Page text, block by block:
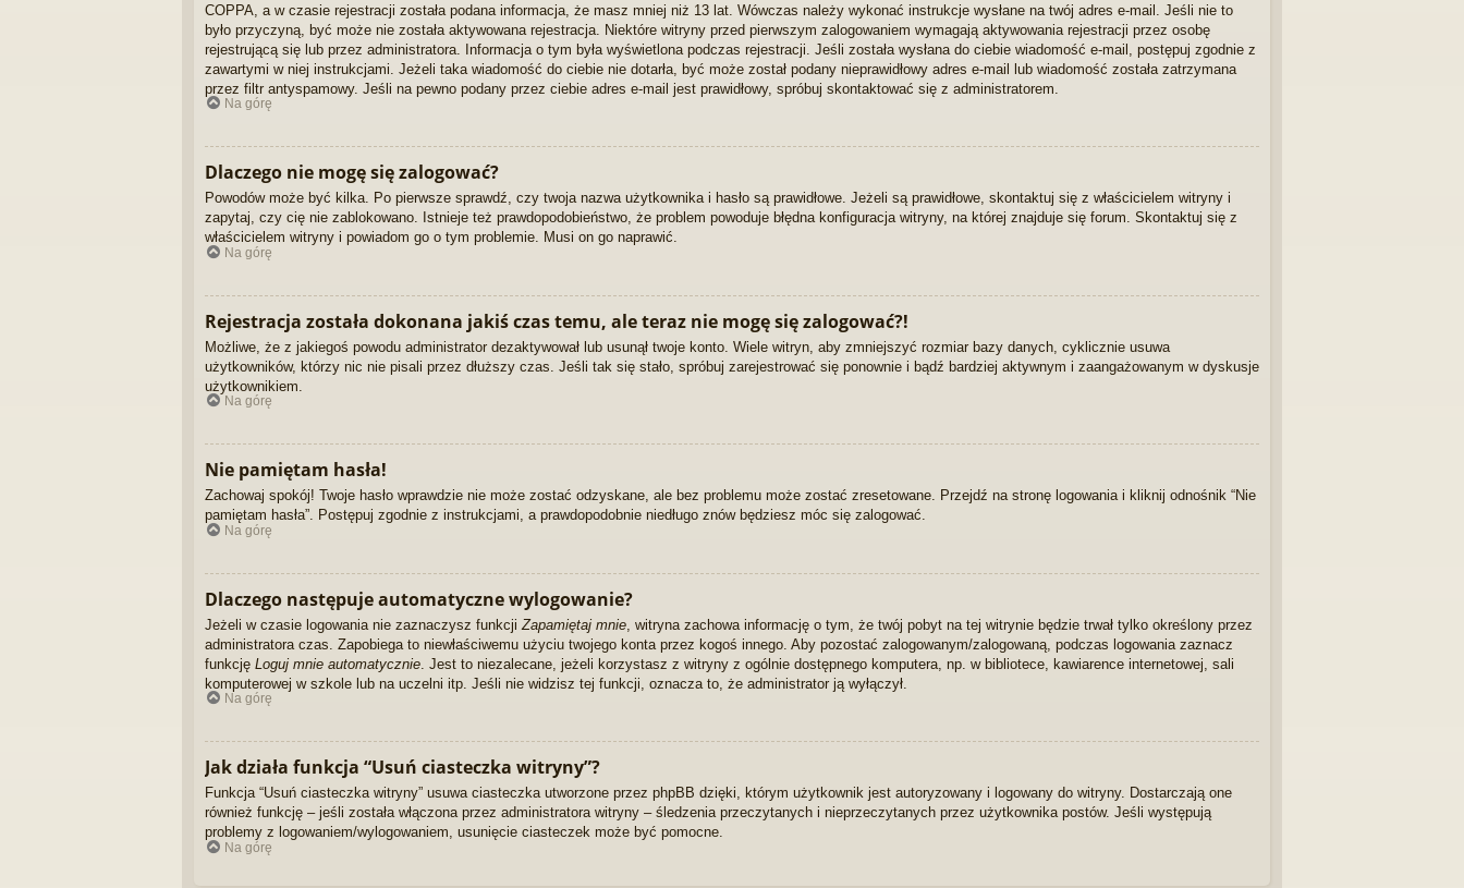
COPPA, a w czasie rejestracji została podana informacja, że masz mniej niż 13 lat. Wówczas należy wykonać instrukcje wysłane na twój adres e-mail. Jeśli nie to
było przyczyną, być może nie została aktywowana rejestracja. Niektóre witryny przed pierwszym zalogowaniem wymagają aktywowania rejestracji przez osobę
rejestrującą się lub przez administratora. Informacja o tym była wyświetlona podczas rejestracji. Jeśli została wysłana do ciebie wiadomość e-mail, postępuj zgodnie z
zawartymi w niej instrukcjami. Jeżeli taka wiadomość do ciebie nie dotarła, być może został podany nieprawidłowy adres e-mail lub wiadomość została zatrzymana
przez filtr antyspamowy. Jeśli na pewno podany przez ciebie adres e-mail jest prawidłowy, spróbuj skontaktować się z administratorem.
Na górę
Dlaczego nie mogę się zalogować?
Powodów może być kilka. Po pierwsze sprawdź, czy twoja nazwa użytkownika i hasło są prawidłowe. Jeżeli są prawidłowe, skontaktuj się z właścicielem witryny i
zapytaj, czy cię nie zablokowano. Istnieje też prawdopodobieństwo, że problem powoduje błędna konfiguracja witryny, na której znajduje się forum. Skontaktuj się z
właścicielem witryny i powiadom go o tym problemie. Musi on go naprawić.
Na górę
Rejestracja została dokonana jakiś czas temu, ale teraz nie mogę się zalogować?!
Możliwe, że z jakiegoś powodu administrator dezaktywował lub usunął twoje konto. Wiele witryn, aby zmniejszyć rozmiar bazy danych, cyklicznie usuwa
użytkowników, którzy nic nie pisali przez dłuższy czas. Jeśli tak się stało, spróbuj zarejestrować się ponownie i bądź bardziej aktywnym i zaangażowanym w dyskusje
użytkownikiem.
Na górę
Nie pamiętam hasła!
Zachowaj spokój! Twoje hasło wprawdzie nie może zostać odzyskane, ale bez problemu może zostać zresetowane. Przejdź na stronę logowania i kliknij odnośnik “Nie
pamiętam hasła”. Postępuj zgodnie z instrukcjami, a prawdopodobnie niedługo znów będziesz móc się zalogować.
Na górę
Dlaczego następuje automatyczne wylogowanie?
Jeżeli w czasie logowania nie zaznaczysz funkcji Zapamiętaj mnie , witryna zachowa informację o tym, że twój pobyt na tej witrynie będzie trwał tylko określony przez
administratora czas. Zapobiega to niewłaściwemu użyciu twojego konta przez kogoś innego. Aby pozostać zalogowanym/zalogowaną, podczas logowania zaznacz
funkcję Loguj mnie automatycznie . Jest to niezalecane, jeżeli korzystasz z witryny z ogólnie dostępnego komputera, np. w bibliotece, kawiarence internetowej, sali
komputerowej w szkole lub na uczelni itp. Jeśli nie widzisz tej funkcji, oznacza to, że administrator ją wyłączył.
Na górę
Jak działa funkcja “Usuń ciasteczka witryny”?
Funkcja “Usuń ciasteczka witryny” usuwa ciasteczka utworzone przez phpBB dzięki, którym użytkownik jest autoryzowany i logowany do witryny. Dostarczają one
również funkcję – jeśli została włączona przez administratora witryny – śledzenia przeczytanych i nieprzeczytanych przez użytkownika postów. Jeśli występują
problemy z logowaniem/wylogowaniem, usunięcie ciasteczek może być pomocne.
Na górę